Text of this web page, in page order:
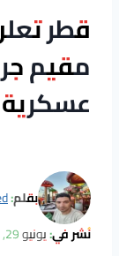
قطر
مقيم
بقلم:
نُشر في:يونيو 29, 2026 - 5:06 ص